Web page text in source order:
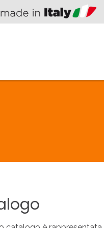
PER
SIFONI
IL